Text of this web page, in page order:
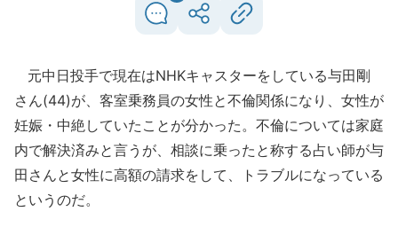
元中日投手で現在はNHKキャスターをしている与田剛
さん(44)が、客室乗務員の女性と不倫関係になり、女性が
妊娠・中絶していたことが分かった。不倫については家庭
内で解決済みと言うが、相談に乗ったと称する占い師が与
田さんと女性に高額の請求をして、トラブルになっている
というのだ。